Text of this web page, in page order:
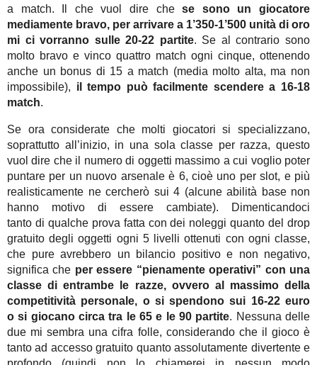
a match. Il che vuol dire chese sono un giocatore
mediamente bravo, per arrivare a 1’350-1’500 unità di oro
mi ci vorranno sulle 20-22 partite. Se al contrario sono
molto bravo e vinco quattro match ogni cinque, ottenendo
anche un bonus di 15 a match (media molto alta, ma non
impossibile), il tempo può facilmente scendere a 16-18
match.
Se ora considerate che molti giocatori si specializzano,
soprattutto all’inizio, in una sola classe per razza, questo
vuol dire che il numero di oggetti massimo a cui voglio poter
puntare per un nuovo arsenale è 6, cioè uno per slot, e più
realisticamente ne cercherò sui 4 (alcune abilità base non
hanno motivo di essere cambiate). Dimenticandoci
tanto di qualche prova fatta con dei noleggi quanto del drop
gratuito degli oggetti ogni 5 livelli ottenuti con ogni classe,
che pure avrebbero un bilancio positivo e non negativo,
significa che per essere “pienamente operativi” con una
classe di entrambe le razze, ovvero al massimo della
competitività personale, o si spendono sui 16-22 euro
o si giocano circa tra le 65 e le 90 partite. Nessuna delle
due mi sembra una cifra folle, considerando che il gioco è
tanto ad accesso gratuito quanto assolutamente divertente e